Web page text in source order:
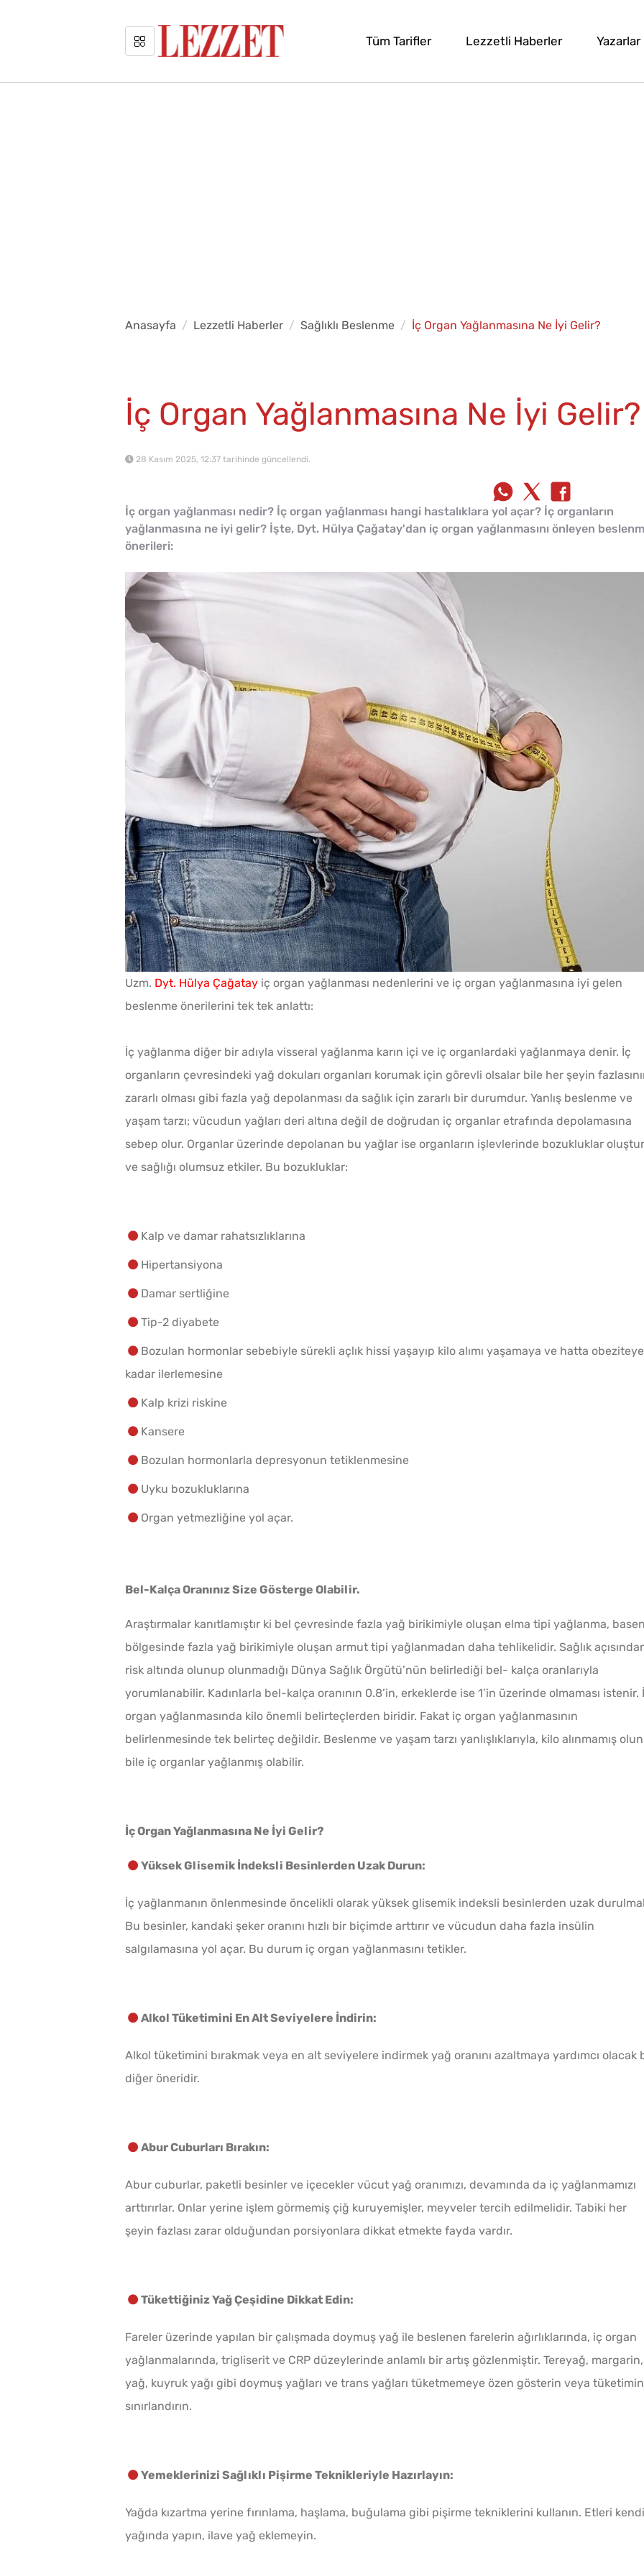
Tüm Tarifler Lezzetli Haberler Yazarlar
Anasayfa Lezzetli Haberler Sağlıklı Beslenme İç Organ Yağlanmasına Ne İyi Gelir?
İç Organ Yağlanmasına Ne İyi Gelir?
28 Kasım 2025, 12:37 tarihinde güncellendi.
İç organ yağlanması nedir? İç organ yağlanması hangi hastalıklara yol açar? İç organların
yağlanmasına ne iyi gelir? İşte, Dyt. Hülya Çağatay'dan iç organ yağlanmasını önleyen
önerileri:
Evde Elma Sirkesi
10
Uzm. Dyt. Hülya Çağatay iç organ yağlanması nedenlerini ve iç organ yağlanmasına iyi gelen
beslenme önerilerini tek tek anlattı:
İç yağlanma diğer bir adıyla visseral yağlanma karın içi ve iç organlardaki yağlanmaya denir. İç
organların çevresindeki yağ dokuları organları korumak için görevli olsalar bile her şeyin
zararlı olması gibi fazla yağ depolanması da sağlık için zararlı bir durumdur. Yanlış beslenme ve
yaşam tarzı; vücudun yağları deri altına değil de doğrudan iç organlar etrafında depolamasına
sebep olur. Organlar üzerinde depolanan bu yağlar ise organların işlevlerinde bozukluklar
ve sağlığı olumsuz etkiler. Bu bozukluklar:
Kalp ve damar rahatsızlıklarına
Hipertansiyona
Damar sertliğine
Tip-2 diyabete
Bozulan hormonlar sebebiyle sürekli açlık hissi yaşayıp kilo alımı yaşamaya ve hatta obeziteye
kadar ilerlemesine
Kalp krizi riskine
Kansere
Bozulan hormonlarla depresyonun tetiklenmesine
Uyku bozukluklarına
Organ yetmezliğine yol açar.
Bel-Kalça Oranınız Size Gösterge Olabilir.
Araştırmalar kanıtlamıştır ki bel çevresinde fazla yağ birikimiyle oluşan elma tipi yağlanma,
bölgesinde fazla yağ birikimiyle oluşan armut tipi yağlanmadan daha tehlikelidir. Sağlık
risk altında olunup olunmadığı Dünya Sağlık Örgütü’nün belirlediği bel- kalça oranlarıyla
yorumlanabilir. Kadınlarla bel-kalça oranının 0.8’in, erkeklerde ise 1’in üzerinde olmaması istenir.
organ yağlanmasında kilo önemli belirteçlerden biridir. Fakat iç organ yağlanmasının
belirlenmesinde tek belirteç değildir. Beslenme ve yaşam tarzı yanlışlıklarıyla, kilo alınmamış
bile iç organlar yağlanmış olabilir.
İç Organ Yağlanmasına Ne İyi Gelir?
Yüksek Glisemik İndeksli Besinlerden Uzak Durun:
İç yağlanmanın önlenmesinde öncelikli olarak yüksek glisemik indeksli besinlerden uzak
Bu besinler, kandaki şeker oranını hızlı bir biçimde arttırır ve vücudun daha fazla insülin
salgılamasına yol açar. Bu durum iç organ yağlanmasını tetikler.
Alkol Tüketimini En Alt Seviyelere İndirin:
Alkol tüketimini bırakmak veya en alt seviyelere indirmek yağ oranını azaltmaya yardımcı olacak
diğer öneridir.
Abur Cuburları Bırakın:
Abur cuburlar, paketli besinler ve içecekler vücut yağ oranımızı, devamında da iç yağlanmamızı
arttırırlar. Onlar yerine işlem görmemiş çiğ kuruyemişler, meyveler tercih edilmelidir. Tabiki her
şeyin fazlası zarar olduğundan porsiyonlara dikkat etmekte fayda vardır.
Tükettiğiniz Yağ Çeşidine Dikkat Edin:
Fareler üzerinde yapılan bir çalışmada doymuş yağ ile beslenen farelerin ağırlıklarında, iç organ
yağlanmalarında, trigliserit ve CRP düzeylerinde anlamlı bir artış gözlenmiştir. Tereyağ,
yağ, kuyruk yağı gibi doymuş yağları ve trans yağları tüketmemeye özen gösterin veya
sınırlandırın.
Yemeklerinizi Sağlıklı Pişirme Teknikleriyle Hazırlayın:
Yağda kızartma yerine fırınlama, haşlama, buğulama gibi pişirme tekniklerini kullanın. Etleri kendi
yağında yapın, ilave yağ eklemeyin.